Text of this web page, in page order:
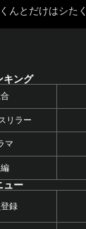
んとだけはシた
キング
リラー
マ
ュー
録